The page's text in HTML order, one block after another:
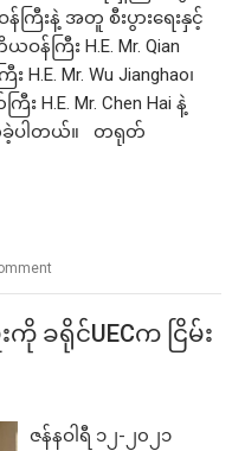
ကြီးနဲ့ အတူ စီးပွားရေးနှင့်
န်ကြီး H.E. Mr. Qian
Mr. Wu Jianghao၊
Mr. Chen Hai နဲ့
ခဲ့ပါတယ်။ တရုတ်
ခရိုင်UECက ငြိမ်း
ဇန်နဝါရီ ၁၂-၂၀၂၁